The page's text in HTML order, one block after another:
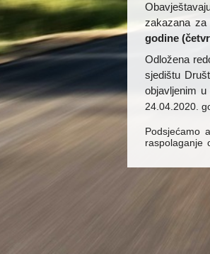
zakazana za
godine
Odložena
sjedištu
objavljenim u
24.04.2020.
Podsjećamo
raspolaganje
Ovo
dodatne